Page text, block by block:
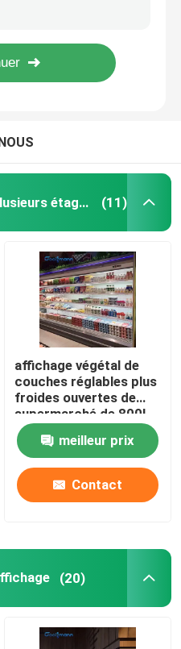
viande
de nourriture
gâteau
crème glacée
Refroidisseur ouvert à plusieurs étages (11)
affichage végétal de
couches réglables plus
froides ouvertes de
supermarché de 800L
Multideck
meilleur prix
Contact
(20)